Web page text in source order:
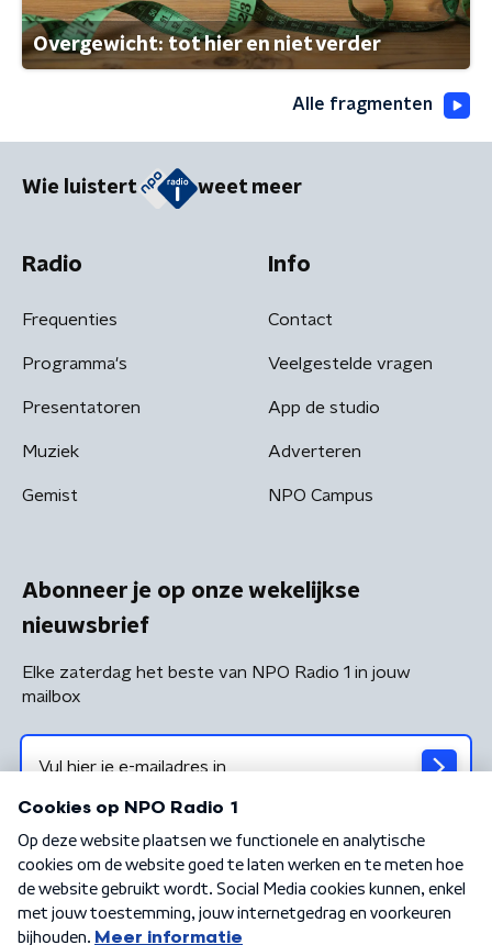
Overgewicht: tot hier en niet verder
Alle fragmenten
Wie luistert weet meer
Radio
Frequenties
Programma's
Presentatoren
Muziek
Gemist
Info
Contact
Veelgestelde vragen
App de studio
Adverteren
NPO Campus
Abonneer je op onze wekelijkse
nieuwsbrief
Elke zaterdag het beste van NPO Radio 1 in jouw
mailbox
Algemene voorwaarden